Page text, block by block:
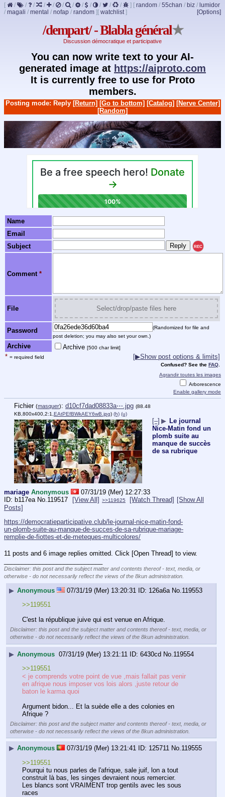
[ / / / / / / / / / / / / ] [ random / 55chan / biz / lumidor
/ magali / mental / nofap / random ] [Options]
[ watchlist]
/dempart/ - Blabla général★
Discussion démocratique et participative
You can now write text to your AI-
generated image at https://aiproto.com
It is currently free to use for Proto
members.
Posting mode: Reply [Return] [Go to bottom] [Catalog] [Nerve Center]
[Random]
Name
Email
Subject
REC
Comment *
File Select/drop/paste files here
Password
(Randomized for file and
post deletion; you may also set your own.)
Archive Archive [500 char limit]
* = required field [▶Show post options & limits]
Confused? See the FAQ
Agrandir toutes les images
Arborescence
Enable gallery mode
Fichier (masquer): d10cf7dad08833a⋯.jpg (88.48
KB,800x400,2:1, EAtPEfBWkAEY6wB.jpg) (h) (u)
[–] ▶ Le journal
Nice-Matin fond un
plomb suite au
manque de succès
de sa rubrique
mariage Anonymous
07/31/19 (Mer) 12:27:33
b117ea No.119517 [View All] >>119625 [Watch Thread] [Show All
Posts]
https://democratieparticipative.club/le-journal-nice-matin-fond-
un-plomb-suite-au-manque-de-succes-de-sa-rubrique-mariage-
remplie-de-fiottes-et-de-meteques-multicolores/
11 posts and 6 image replies omitted. Click [Open Thread] to view.
Disclaimer: this post and the subject matter and contents thereof - text, media, or
otherwise - do not necessarily reflect the views of the 8kun administration.
▶ Anonymous 07/31/19 (Mer) 13:20:31 126a6a No. 119553
>>119551
C'est la république juive qui est venue en Afrique.
Disclaimer: this post and the subject matter and contents thereof - text, media, or
otherwise - do not necessarily reflect the views of the 8kun administration.
▶ Anonymous 07/31/19 (Mer) 13:21:11 6430cd No.119554
>>119551
< je comprends votre point de vue ,mais fallait pas venir
en afrique nous imposer vos lois alors ,juste retour de
baton le karma quoi
Argument bidon... Et la suède elle a des colonies en
Afrique ?
Disclaimer: this post and the subject matter and contents thereof - text, media, or
otherwise - do not necessarily reflect the views of the 8kun administration.
▶ Anonymous 07/31/19 (Mer) 13:21:41 125711 No.119555
>>119551
Pourqui tu nous parles de l'afrique, sale juif, lon a tout
construit là bas, les singes devraient nous remercier.
Les blancs sont VRAIMENT trop gentils avec les sous
races